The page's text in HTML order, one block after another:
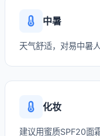
中暑
天气舒适，对易中暑
化妆
建议用蜜质SPF20面